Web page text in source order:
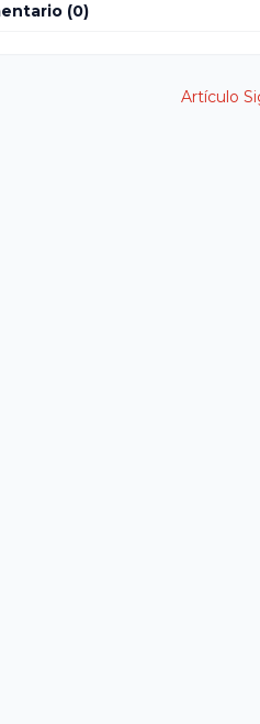
(0)
Artículo